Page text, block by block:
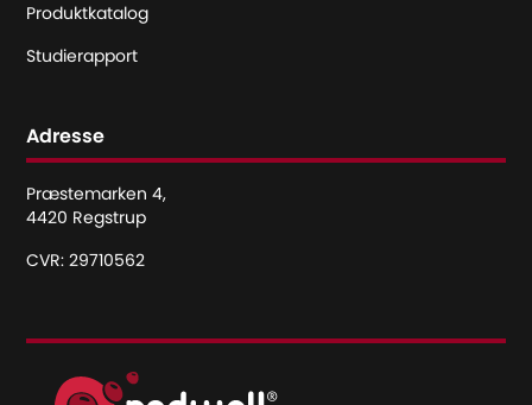
Produktkatalog
Studierapport
Adresse
Præstemarken 4,
4420 Regstrup
CVR: 29710562